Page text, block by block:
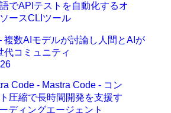
複数AIモデルが討論し人間とAIが
代コミュニティ